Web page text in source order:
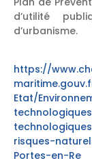
d’utilité
d’urbanisme.
https://
Etat/
risques-
Portes-en-Re